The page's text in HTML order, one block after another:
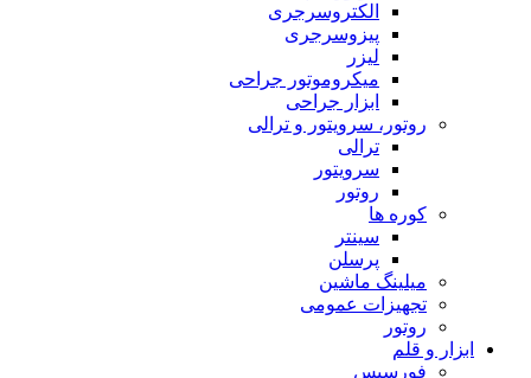
الکتروسرجری
پیزوسرجری
لیزر
میکروموتور جراحی
ابزار جراحی
روتور، سرویتور و ترالی
ترالی
سرویتور
روتور
کوره ها
سینتر
پرسلن
میلینگ ماشین
تجهیزات عمومی
روتور
ابزار و قلم
فورسپس